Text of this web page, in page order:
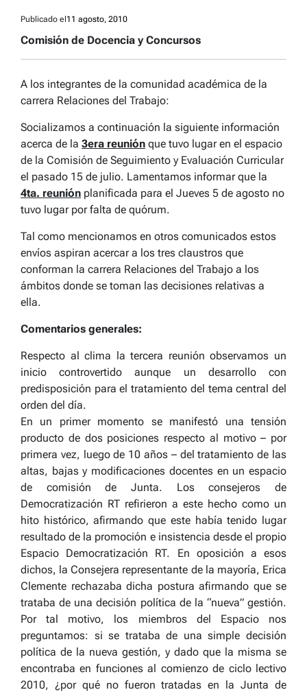
Publicado el 11 agosto, 2010
Comisión de Docencia y Concursos
A los integrantes de la comunidad académica de la
carrera Relaciones del Trabajo:
Socializamos a continuación la siguiente información
acerca de la 3era reunión que tuvo lugar en el espacio
de la Comisión de Seguimiento y Evaluación Curricular
el pasado 15 de julio. Lamentamos informar que la
4ta. reunión planificada para el Jueves 5 de agosto no
tuvo lugar por falta de quórum.
Tal como mencionamos en otros comunicados estos
envíos aspiran acercar a los tres claustros que
conforman la carrera Relaciones del Trabajo a los
ámbitos donde se toman las decisiones relativas a
ella.
Comentarios generales:
Respecto al clima la tercera reunión observamos un
inicio controvertido aunque un desarrollo con
predisposición para el tratamiento del tema central del
orden del día.
En un primer momento se manifestó una tensión
producto de dos posiciones respecto al motivo – por
primera vez, luego de 10 años – del tratamiento de las
altas, bajas y modificaciones docentes en un espacio
de comisión de Junta. Los consejeros de
Democratización RT refirieron a este hecho como un
hito histórico, afirmando que este había tenido lugar
resultado de la promoción e insistencia desde el propio
Espacio Democratización RT. En oposición a esos
dichos, la Consejera representante de la mayoría, Erica
Clemente rechazaba dicha postura afirmando que se
trataba de una decisión política de la “nueva” gestión.
Por tal motivo, los miembros del Espacio nos
preguntamos: si se trataba de una simple decisión
política de la nueva gestión, y dado que la misma se
encontraba en funciones al comienzo de ciclo lectivo
2010, ¿por qué no fueron tratadas en la Junta de